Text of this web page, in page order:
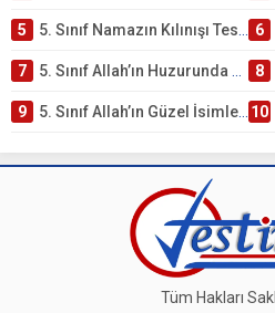
5 5. Sınıf Namazın Kılınışı Testi – Online Çöz 6
7 5. Sınıf Allah’ın Huzurunda Olmak – Namaz İbadeti Testi 8
9 5. Sınıf Allah’ın Güzel İsimleri Testi – Online Çöz 10
Tüm Hakları